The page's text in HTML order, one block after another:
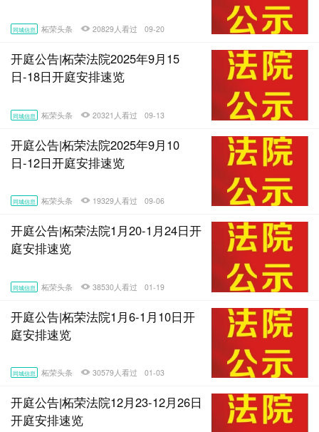
同城信息 柘荣头条 20829人看过 09-20
开庭公告|柘荣法院2025年9月15
日-18日开庭安排速览
同城信息 柘荣头条 20321人看过 09-13
开庭公告|柘荣法院2025年9月10
日-12日开庭安排速览
同城信息 柘荣头条 19329人看过 09-06
开庭公告|柘荣法院1月20-1月24日开
庭安排速览
同城信息 柘荣头条 38530人看过 01-19
开庭公告|柘荣法院1月6-1月10日开
庭安排速览
同城信息 柘荣头条 30579人看过 01-03
开庭公告|柘荣法院12月23-12月26日
开庭安排速览